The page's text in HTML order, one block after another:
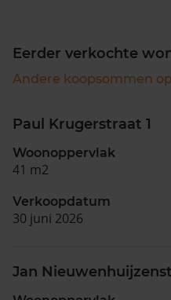
Eerder verkochte
Andere koopsommen
Paul Krugerstraat 1
Woonoppervlak
41 m2
Verkoopdatum
30 juni 2026
Jan